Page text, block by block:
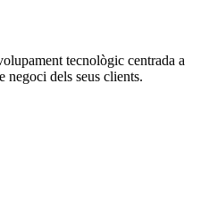
tecnològic centrada a
negoci dels seus clients.